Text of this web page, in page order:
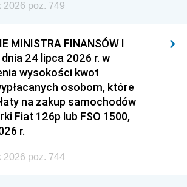
2026 poz. 749
MINISTRA FINANSÓW I
dnia 24 lipca 2026 r. w
wysokości kwot
osobom, które
na zakup samochodów
Fiat 126p lub FSO 1500,
r.
2026 poz. 744